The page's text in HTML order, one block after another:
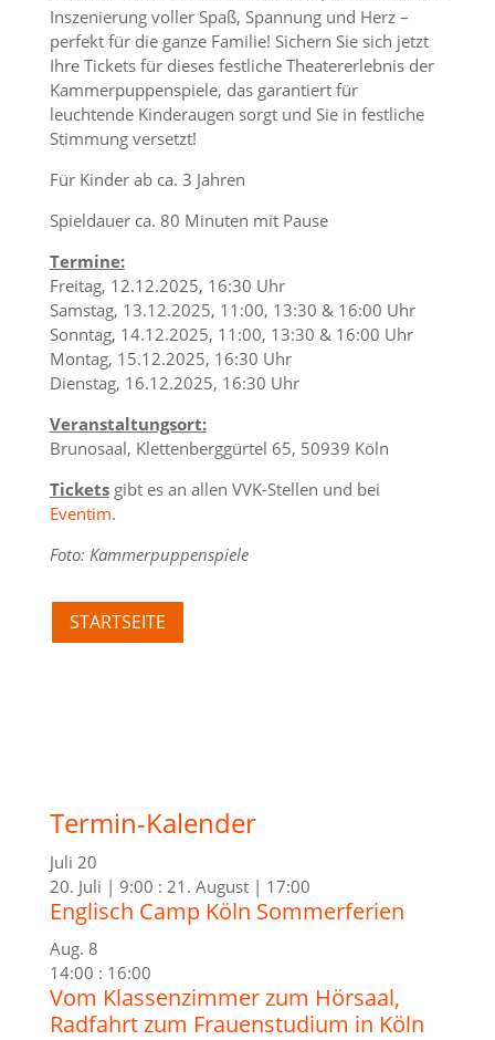
Inszenierung voller Spaß, Spannung und Herz –
perfekt für die ganze Familie! Sichern Sie sich jetzt
Ihre Tickets für dieses festliche Theatererlebnis der
Kammerpuppenspiele, das garantiert für
leuchtende Kinderaugen sorgt und Sie in festliche
Stimmung versetzt!
Für Kinder ab ca. 3 Jahren
Spieldauer ca. 80 Minuten mit Pause
Termine:
Freitag, 12.12.2025, 16:30 Uhr
Samstag, 13.12.2025, 11:00, 13:30 & 16:00 Uhr
Sonntag, 14.12.2025, 11:00, 13:30 & 16:00 Uhr
Montag, 15.12.2025, 16:30 Uhr
Dienstag, 16.12.2025, 16:30 Uhr
Veranstaltungsort:
Brunosaal, Klettenberggürtel 65, 50939 Köln
Ticketsgibt es an allen VVK-Stellen und bei
Eventim.
Foto: Kammerpuppenspiele
STARTSEITE
Termin-Kalender
Juli 20
20. Juli | 9:00 : 21. August | 17:00
Englisch Camp Köln Sommerferien
Aug. 8
14:00 : 16:00
Vom Klassenzimmer zum Hörsaal,
Radfahrt zum Frauenstudium in Köln